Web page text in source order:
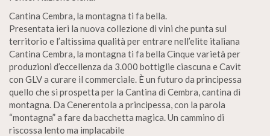
Cantina Cembra, la montagna ti fa bella.
Presentata ieri la nuova collezione di vini che punta sul
territorio e l’altissima qualità per entrare nell’elite italiana
Cantina Cembra, la montagna ti fa bella Cinque varietà per
produzioni d’eccellenza da 3.000 bottiglie ciascuna e Cavit
con GLV a curare il commerciale. È un futuro da principessa
quello che si prospetta per la Cantina di Cembra, cantina di
montagna. Da Cenerentola a principessa, con la parola
“montagna” a fare da bacchetta magica. Un cammino di
riscossa lento ma implacabile